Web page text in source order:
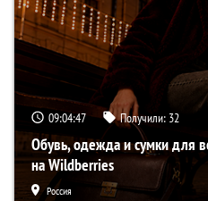
09:04:46 Получили: 32
Обувь, одежда и сумки для
на Wildberries
Россия